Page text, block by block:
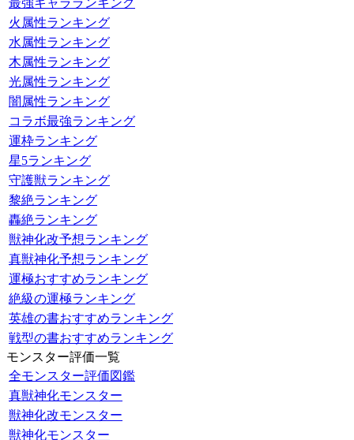
最強キャラランキング
火属性ランキング
水属性ランキング
木属性ランキング
光属性ランキング
闇属性ランキング
コラボ最強ランキング
運枠ランキング
星5ランキング
守護獣ランキング
黎絶ランキング
轟絶ランキング
獣神化改予想ランキング
真獣神化予想ランキング
運極おすすめランキング
絶級の運極ランキング
英雄の書おすすめランキング
戦型の書おすすめランキング
モンスター評価一覧
全モンスター評価図鑑
真獣神化モンスター
獣神化改モンスター
獣神化モンスター